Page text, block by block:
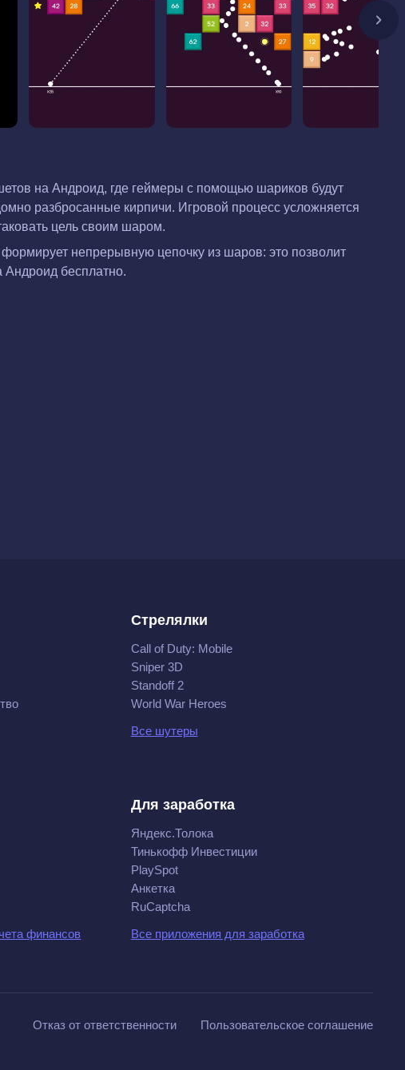
на Андроид, где геймеры с помощью шариков будут
разбросанные кирпичи. Игровой процесс усложняется
цель своим шаром.
непрерывную цепочку из шаров: это позволит
Андроид бесплатно.
Стрелялки
Call of Duty: Mobile
Sniper 3D
Standoff 2
World War Heroes
Все шутеры
финансов
Для заработка
Яндекс.Толока
Тинькофф Инвестиции
PlaySpot
Анкетка
RuCaptcha
Все приложения для заработка
Отказ от ответственности Пользовательское соглашение